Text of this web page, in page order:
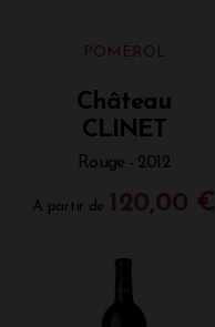
POMEROL
Château
CLINET
Rouge - 2012
A partir de 120,00 €